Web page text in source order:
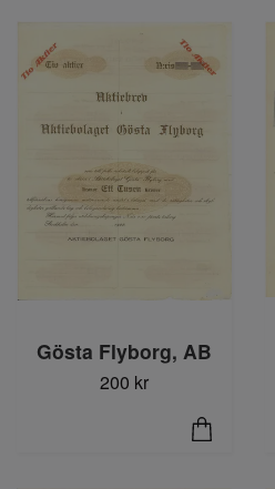
Gösta Flyborg, AB
200 kr